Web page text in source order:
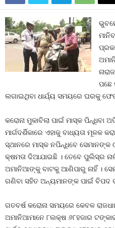
ପଛେ
ଲଗାଇଥିବା ଧାର୍ଯ୍ୟ ସମୟରେ ଘରକୁ
କରୋନା ମୁକାବିଲା ପାଇଁ ମାସ୍କ ପିନ୍ଧିବା
ମାର୍ଗଦର୍ଶିକାରେ ଏହାକୁ ବାଧ୍ୟତା ମୂଳକ
ସ୍ଥାନରେ ମାସ୍କ ନପିନ୍ଧିବେ ସେମାନଙ୍କ
କ୍ଷମତା ଦିଆଯାଇଛି । ତେବେ ପୁଲିସ୍‍ର
ଅମାନିଆଙ୍କୁ ବାଟକୁ ଆଣିପାରୁ ନାହିଁ ।
ଗଣିବା ସହିତ ଅନ୍ୟମାନଙ୍କ ପାଇଁ ବିପଦ
ଗତବର୍ଷ କରୋନା ସମୟରେ କେବଳ
ଅମାନିଆମାନେ ୮ଲକ୍ଷ ୬୮ହଜାର